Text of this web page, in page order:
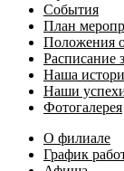
События
План
Положения
Расписание
Наша
Наши
Фотогалерея
О филиале
График